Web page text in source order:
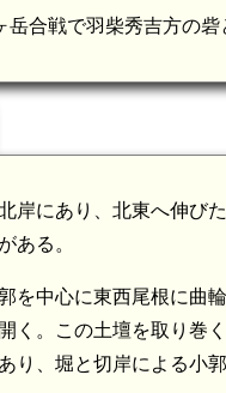
岳合戦で羽柴秀吉方の
岸にあり、北東へ伸び
ある。
を中心に東西尾根に曲
く。この土壇を取り巻
り、堀と切岸による小郭